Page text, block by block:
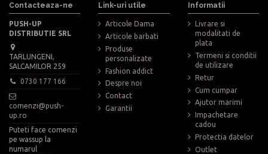
Contacteaza-ne
PUSH-UP
DISTRIBUTIE SRL
TARLUNGENI,
SALCAMILOR 259
0730 177 166
comenzi@push-
up.ro
Puteti face comenzi
pe wassup la
numarul
Link-uri utile
Articole Dama
Articole barbati
Produse
personalizate
Fashion addict
Despre noi
Contact
Garantii
Informatii
Livrare si
modalitati de
plata
Termeni si conditii
de utilizare
Retur
Cum cumpar
Ajutor marimi
Impachetare
cadou
Protectia datelor
Outlet